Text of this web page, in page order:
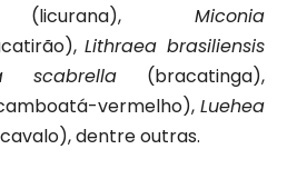
Miconia
Lithraea brasiliensis
scabrella (bracatinga),
vermelho), Luehea
dentre outras.